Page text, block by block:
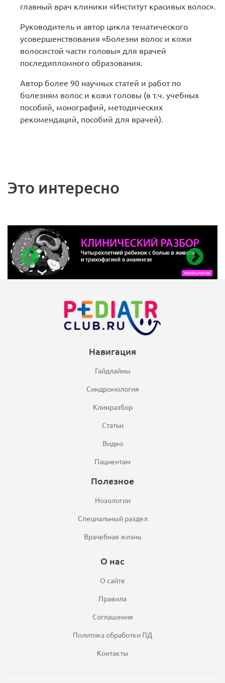
главный врач клиники «Институт красивых волос».
Руководитель и автор цикла тематического
усовершенствования «Болезни волос и кожи
волосистой части головы» для врачей
последипломного образования.
Автор более 90 научных статей и работ по
болезням волос и кожи головы (в т.ч. учебных
пособий, монографий, методических
рекомендаций, пособий для врачей).
Это интересно
Навигация
Гайдлайны
Синдромология
Клинразбор
Статьи
Видео
Пациентам
Полезное
Нозологии
Специальный раздел
Врачебная жизнь
О нас
О сайте
Правила
Соглашения
Политика обработки ПД
Контакты